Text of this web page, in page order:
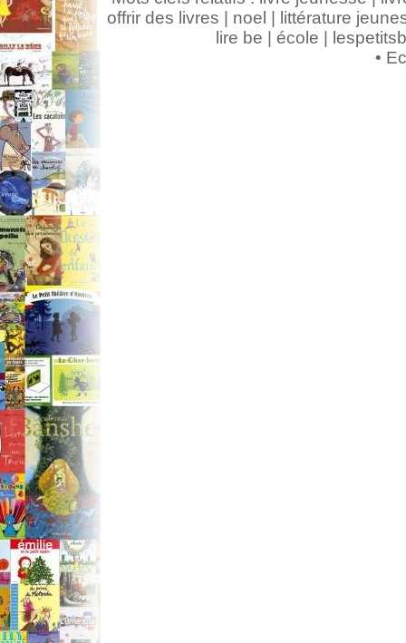
offrir des livres | noel | littérature
lire be | école |
•